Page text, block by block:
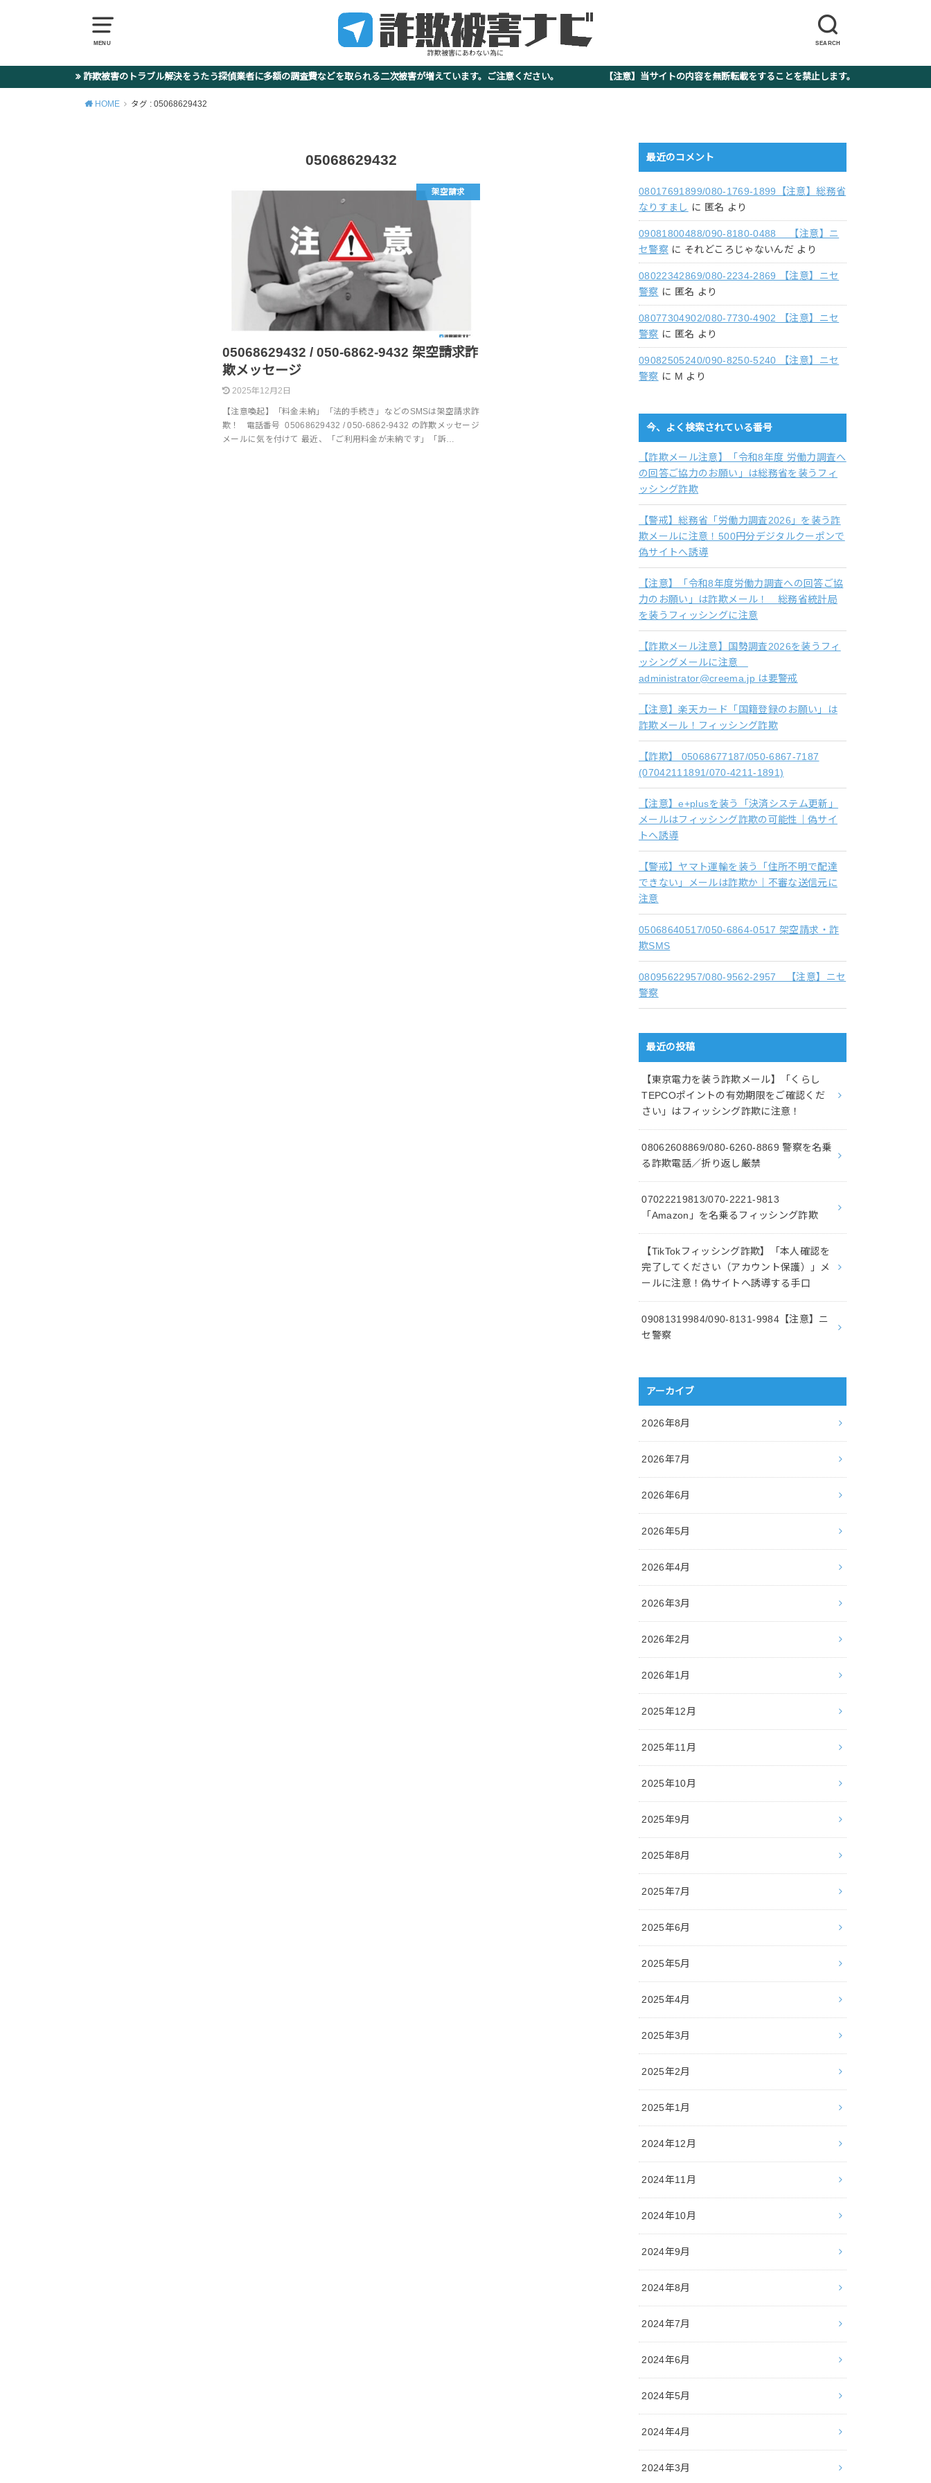
MENU SEARCH
詐欺被害にあわない為に
詐欺被害のトラブル解決をうたう探偵業者に多額の調査費などを取られる二次被害が増えています。ご注意ください。 【注意】当サイトの内容を無断転載をすることを禁止します。
HOME タグ : 05068629432
05068629432
架空請求
05068629432 / 050-6862-9432 架空請求詐
欺メッセージ
2025年12月2日
【注意喚起】「料金未納」「法的手続き」などのSMSは架空請求詐
欺！ 電話番号 05068629432 / 050-6862-9432 の詐欺メッセージ
メールに気を付けて 最近、「ご利用料金が未納です」「訴…
最近のコメント
08017691899/080-1769-1899【注意】総務省
なりすまし に 匿名 より
09081800488/090-8180-0488 【注意】ニ
セ警察 に それどころじゃないんだ より
08022342869/080-2234-2869 【注意】ニセ
警察 に 匿名 より
08077304902/080-7730-4902 【注意】ニセ
警察 に 匿名 より
09082505240/090-8250-5240 【注意】ニセ
警察 に M より
今、よく検索されている番号
【詐欺メール注意】「令和8年度 労働力調査へ
の回答ご協力のお願い」は総務省を装うフィ
ッシング詐欺
【警戒】総務省「労働力調査2026」を装う詐
欺メールに注意！500円分デジタルクーポンで
偽サイトへ誘導
【注意】「令和8年度労働力調査への回答ご協
力のお願い」は詐欺メール！ 総務省統計局
を装うフィッシングに注意
【詐欺メール注意】国勢調査2026を装うフィ
ッシングメールに注意
administrator@creema.jp は要警戒
【注意】楽天カード「国籍登録のお願い」は
詐欺メール！フィッシング詐欺
【詐欺】 05068677187/050-6867-7187
(07042111891/070-4211-1891)
【注意】e+plusを装う「決済システム更新」
メールはフィッシング詐欺の可能性｜偽サイ
トへ誘導
【警戒】ヤマト運輸を装う「住所不明で配達
できない」メールは詐欺か｜不審な送信元に
注意
05068640517/050-6864-0517 架空請求・詐
欺SMS
08095622957/080-9562-2957 【注意】ニセ
警察
最近の投稿
【東京電力を装う詐欺メール】「くらし
TEPCOポイントの有効期限をご確認くだ
さい」はフィッシング詐欺に注意！
08062608869/080-6260-8869 警察を名乗
る詐欺電話／折り返し厳禁
07022219813/070-2221-9813
「Amazon」を名乗るフィッシング詐欺
【TikTokフィッシング詐欺】「本人確認を
完了してください（アカウント保護）」メ
ールに注意！偽サイトへ誘導する手口
09081319984/090-8131-9984【注意】ニ
セ警察
アーカイブ
2026年8月
2026年7月
2026年6月
2026年5月
2026年4月
2026年3月
2026年2月
2026年1月
2025年12月
2025年11月
2025年10月
2025年9月
2025年8月
2025年7月
2025年6月
2025年5月
2025年4月
2025年3月
2025年2月
2025年1月
2024年12月
2024年11月
2024年10月
2024年9月
2024年8月
2024年7月
2024年6月
2024年5月
2024年4月
2024年3月